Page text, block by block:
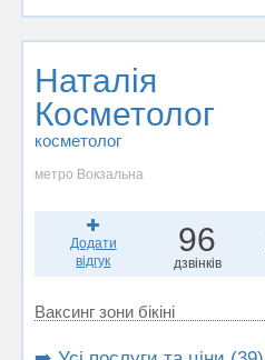
Наталія
Косметолог
косметолог
метро Вокзальна
Додати
відгук
96
дзвінків
Ваксинг зони бікіні